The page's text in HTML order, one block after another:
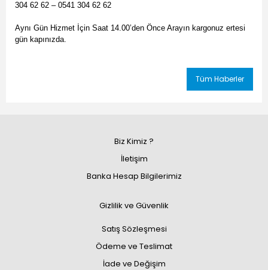
304 62 62 – 0541 304 62 62
Aynı Gün Hizmet İçin Saat 14.00’den Önce Arayın kargonuz ertesi
gün kapınızda.
Tüm Haberler
Biz Kimiz ?
İletişim
Banka Hesap Bilgilerimiz
Gizlilik ve Güvenlik
Satış Sözleşmesi
Ödeme ve Teslimat
İade ve Değişim